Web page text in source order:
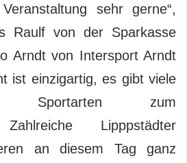
sehr gerne“,
Raulf von der Sparkasse
Arndt von Intersport Arndt
ist einzigartig, es gibt viele
Sportarten zum
Zahlreiche Lipppstädter
an diesem Tag ganz